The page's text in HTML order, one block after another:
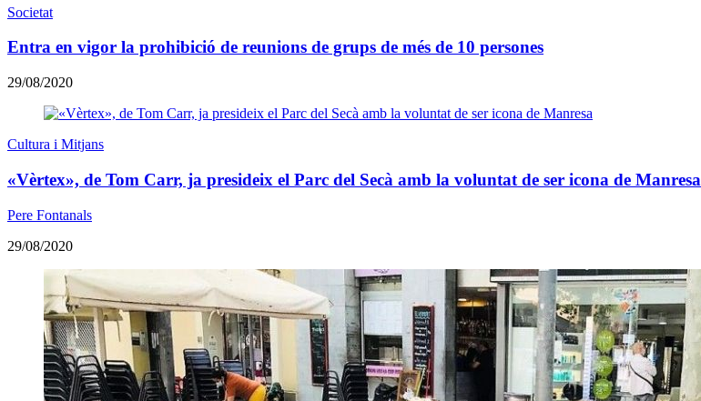
Societat
Entra en vigor la prohibició de reunions de grups de més de 10 persones
29/08/2020
Cultura i Mitjans
«Vèrtex», de Tom Carr, ja presideix el Parc del Secà amb la voluntat de ser icona de Manresa
Pere Fontanals
29/08/2020